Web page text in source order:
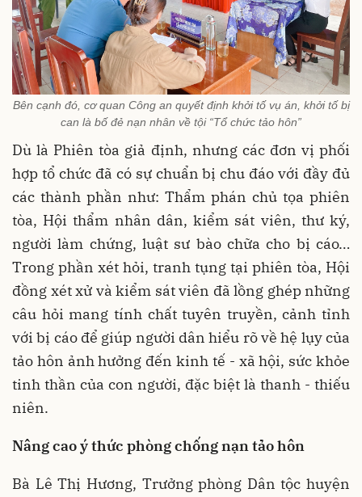
Bên cạnh đó, cơ quan Công an quyết định khởi tố vụ án, khởi tố bị
can là bố đẻ nạn nhân về tội “Tổ chức tảo hôn”
Dù là Phiên tòa giả định, nhưng các đơn vị phối
hợp tổ chức đã có sự chuẩn bị chu đáo với đầy đủ
các thành phần như: Thẩm phán chủ tọa phiên
tòa, Hội thẩm nhân dân, kiểm sát viên, thư ký,
người làm chứng, luật sư bào chữa cho bị cáo…
Trong phần xét hỏi, tranh tụng tại phiên tòa, Hội
đồng xét xử và kiểm sát viên đã lồng ghép những
câu hỏi mang tính chất tuyên truyền, cảnh tỉnh
với bị cáo để giúp người dân hiểu rõ về hệ lụy của
tảo hôn ảnh hưởng đến kinh tế - xã hội, sức khỏe
tinh thần của con người, đặc biệt là thanh - thiếu
niên.
Nâng cao ý thức phòng chống nạn tảo hôn
Bà Lê Thị Hương, Trưởng phòng Dân tộc huyện